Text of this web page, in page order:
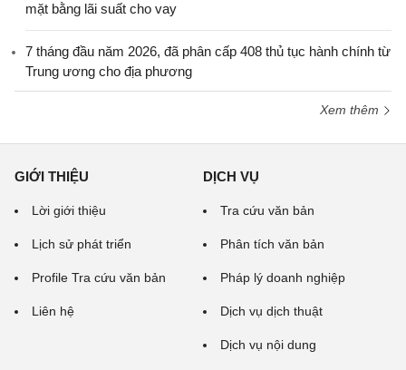
mặt bằng lãi suất cho vay
7 tháng đầu năm 2026, đã phân cấp 408 thủ tục hành chính từ
Trung ương cho địa phương
Xem thêm
GIỚI THIỆU
Lời giới thiệu
Lịch sử phát triển
Profile Tra cứu văn bản
Liên hệ
DỊCH VỤ
Tra cứu văn bản
Phân tích văn bản
Pháp lý doanh nghiệp
Dịch vụ dịch thuật
Dịch vụ nội dung